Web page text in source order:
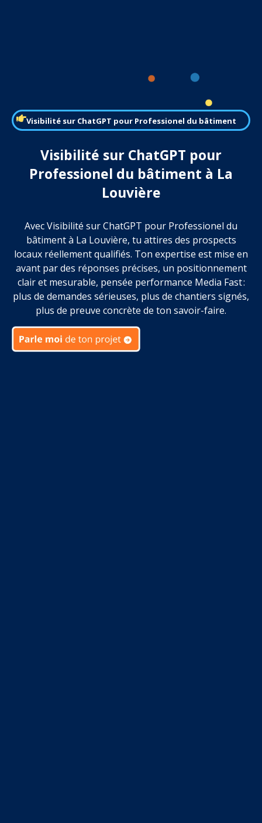
Visibilité sur ChatGPT pour Professionel du bâtiment
Visibilité sur ChatGPT pour
Professionel du bâtiment à La
Louvière
Avec Visibilité sur ChatGPT pour Professionel du
bâtiment à La Louvière, tu attires des prospects
locaux réellement qualifiés. Ton expertise est mise en
avant par des réponses précises, un positionnement
clair et mesurable, pensée performance Media Fast :
plus de demandes sérieuses, plus de chantiers signés,
plus de preuve concrète de ton savoir-faire.